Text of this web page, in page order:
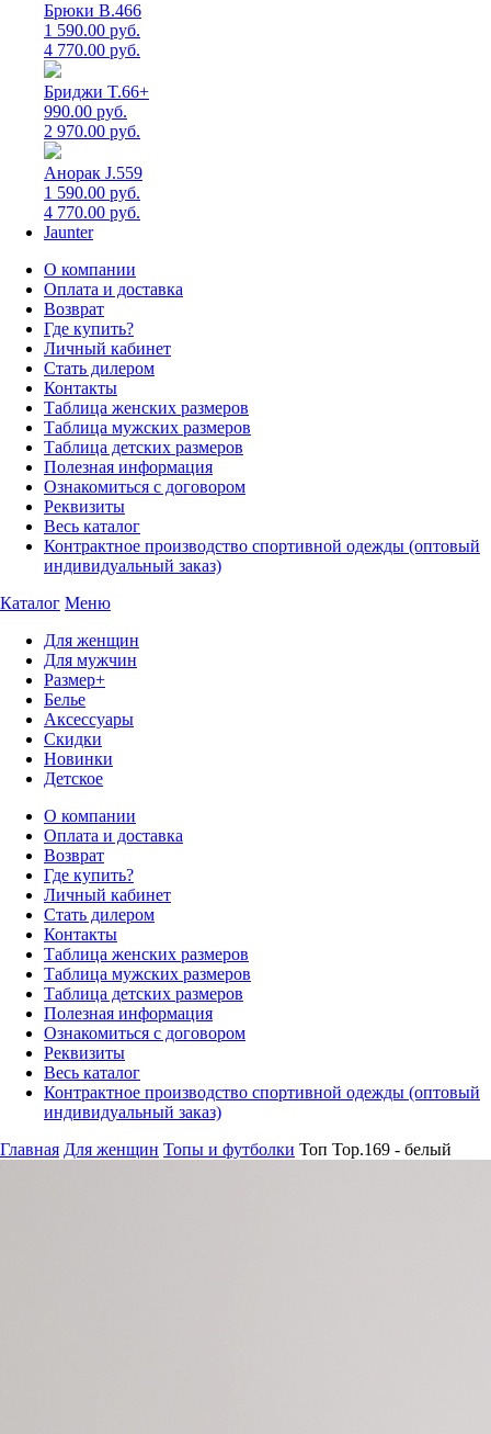
Брюки B.466
1 590.00 руб.
4 770.00 руб.
Бриджи T.66+
990.00 руб.
2 970.00 руб.
Анорак J.559
1 590.00 руб.
4 770.00 руб.
Jaunter
О компании
Оплата и доставка
Возврат
Где купить?
Личный кабинет
Стать дилером
Контакты
Таблица женских размеров
Таблица мужских размеров
Таблица детских размеров
Полезная информация
Ознакомиться с договором
Реквизиты
Весь каталог
Контрактное производство спортивной одежды (оптовый
индивидуальный заказ)
Каталог Меню
Для женщин
Для мужчин
Размер+
Белье
Аксессуары
Скидки
Новинки
Детское
О компании
Оплата и доставка
Возврат
Где купить?
Личный кабинет
Стать дилером
Контакты
Таблица женских размеров
Таблица мужских размеров
Таблица детских размеров
Полезная информация
Ознакомиться с договором
Реквизиты
Весь каталог
Контрактное производство спортивной одежды (оптовый
индивидуальный заказ)
Главная Для женщин Топы и футболки Топ Top.169 - белый